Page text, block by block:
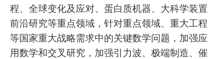
程、全球变化及应对、蛋白质机器、大科学装置
前沿研究等重点领域，针对重点领域、重大工程
等国家重大战略需求中的关键数学问题，加强应
用数学和交叉研究，加强引力波、极端制造、催